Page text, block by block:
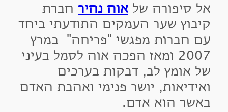
סיפורה של אוה נהיר חברת
שער העמקים התודעתי ביחד
חברות מפגשי "פריחה" במרץ
2007 ומאז הפכה אוה לסמל בעיני
אומץ לב, דבקות בערכים
יושר פנימי ואהבת האדם
הוא אדם.